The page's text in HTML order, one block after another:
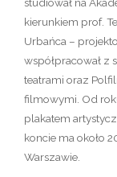
kierunkiem prof.
Urbańca –
współpracował z
teatrami oraz
filmowymi. Od
plakatem
koncie ma około
Warszawie.